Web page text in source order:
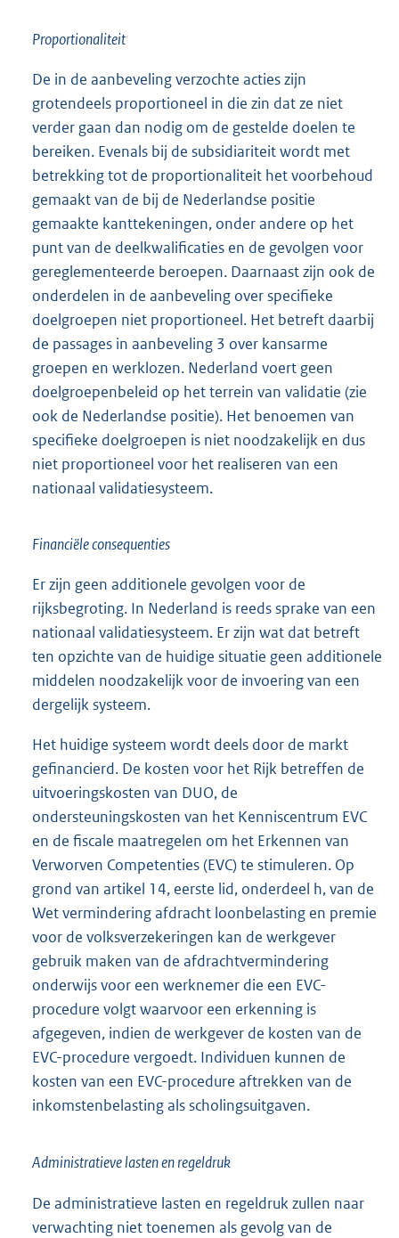
Proportionaliteit
De in de aanbeveling verzochte acties zijn
grotendeels proportioneel in die zin dat ze niet
verder gaan dan nodig om de gestelde doelen te
bereiken. Evenals bij de subsidiariteit wordt met
betrekking tot de proportionaliteit het voorbehoud
gemaakt van de bij de Nederlandse positie
gemaakte kanttekeningen, onder andere op het
punt van de deelkwalificaties en de gevolgen voor
gereglementeerde beroepen. Daarnaast zijn ook de
onderdelen in de aanbeveling over specifieke
doelgroepen niet proportioneel. Het betreft daarbij
de passages in aanbeveling 3 over kansarme
groepen en werklozen. Nederland voert geen
doelgroepenbeleid op het terrein van validatie (zie
ook de Nederlandse positie). Het benoemen van
specifieke doelgroepen is niet noodzakelijk en dus
niet proportioneel voor het realiseren van een
nationaal validatiesysteem.
Financiële consequenties
Er zijn geen additionele gevolgen voor de
rijksbegroting. In Nederland is reeds sprake van een
nationaal validatiesysteem. Er zijn wat dat betreft
ten opzichte van de huidige situatie geen additionele
middelen noodzakelijk voor de invoering van een
dergelijk systeem.
Het huidige systeem wordt deels door de markt
gefinancierd. De kosten voor het Rijk betreffen de
uitvoeringskosten van DUO, de
ondersteuningskosten van het Kenniscentrum EVC
en de fiscale maatregelen om het Erkennen van
Verworven Competenties (EVC) te stimuleren. Op
grond van artikel 14, eerste lid, onderdeel h, van de
Wet vermindering afdracht loonbelasting en premie
voor de volksverzekeringen kan de werkgever
gebruik maken van de afdrachtvermindering
onderwijs voor een werknemer die een EVC-
procedure volgt waarvoor een erkenning is
afgegeven, indien de werkgever de kosten van de
EVC-procedure vergoedt. Individuen kunnen de
kosten van een EVC-procedure aftrekken van de
inkomstenbelasting als scholingsuitgaven.
Administratieve lasten en regeldruk
De administratieve lasten en regeldruk zullen naar
verwachting niet toenemen als gevolg van de